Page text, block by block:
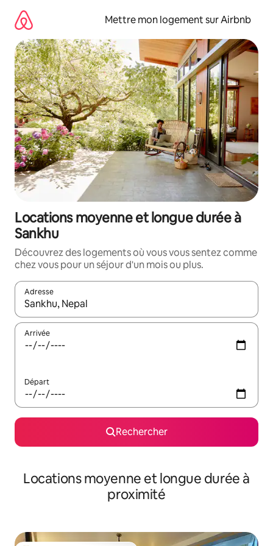
directement
contenu
Mettre mon logement sur Airbnb
Locations moyenne et longue durée à
Sankhu
Découvrez des logements où vous vous sentez comme
chez vous pour un séjour d'un mois ou plus.
Adresse
Lorsque les résultats s'affichent, utilisez les flèches vers le
Arrivée
Départ
Rechercher
Locations moyenne et longue durée à
proximité